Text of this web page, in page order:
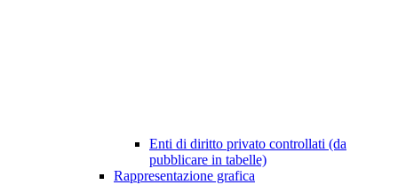
Enti di diritto privato controllati (da
pubblicare in tabelle)
Rappresentazione grafica